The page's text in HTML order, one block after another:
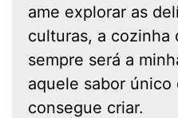
ame explorar as
culturas, a cozinha
sempre será a
aquele sabor único
consegue criar.